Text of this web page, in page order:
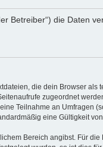
Betreiber“) die Daten
die dein Browser
zugeordnet
Teilnahme an Umfragen
eine Gültigkeit
Bereich angibst. Für